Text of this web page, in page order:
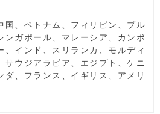
国、ベトナム、フィリピン、ブル
ンガポール、マレーシア、カンボ
、インド、スリランカ、モルディ
サウジアラビア、エジプト、ケニ
ダ、フランス、イギリス、アメリ